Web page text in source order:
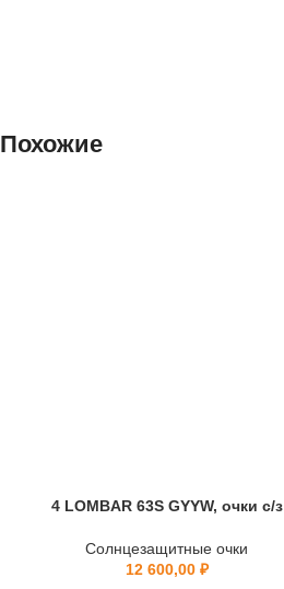
Похожие
4 LOMBAR 63S GYYW, очки с/з
Солнцезащитные очки
12 600,00 ₽